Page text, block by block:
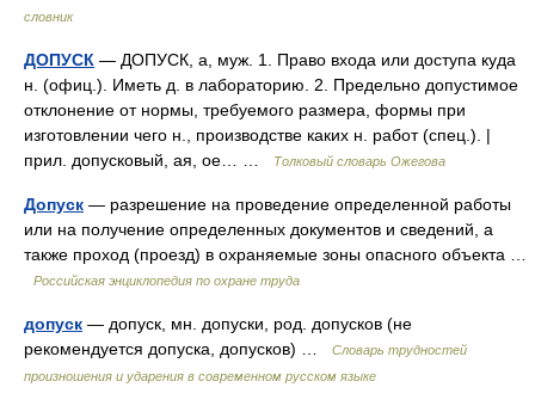
словник
ДОПУСК — ДОПУСК, а, муж. 1. Право входа или доступа куда
н. (офиц.). Иметь д. в лабораторию. 2. Предельно допустимое
отклонение от нормы, требуемого размера, формы при
изготовлении чего н., производстве каких н. работ (спец.). |
прил. допусковый, ая, ое… …
Толковый словарь Ожегова
Допуск — разрешение на проведение определенной работы
или на получение определенных документов и сведений, а
также проход (проезд) в охраняемые зоны опасного объекта …
Российская энциклопедия по охране труда
допуск — допуск, мн. допуски, род. допусков (не
рекомендуется допуска, допусков) …
Словарь трудностей
произношения и ударения в современном русском языке